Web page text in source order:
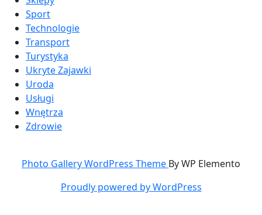
Sport
Technologie
Transport
Turystyka
Ukryte Zajawki
Uroda
Usługi
Wnętrza
Zdrowie
Photo Gallery WordPress Theme By WP Elemento
Proudly powered by WordPress